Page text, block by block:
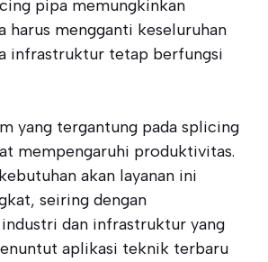
pipa memungkinkan
harus mengganti keseluruhan
infrastruktur tetap berfungsi
yang tergantung pada splicing
mempengaruhi produktivitas.
akan layanan ini
seiring dengan
dan infrastruktur yang
aplikasi teknik terbaru